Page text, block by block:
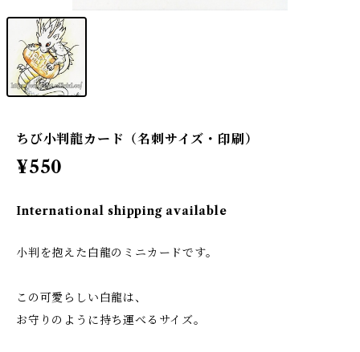
ちび小判龍カード（名刺サイズ・印刷）
¥550
International shipping available
小判を抱えた白龍のミニカードです。
この可愛らしい白龍は、
お守りのように持ち運べるサイズ。